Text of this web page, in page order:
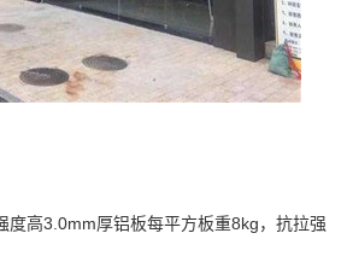
度高3.0mm厚铝板每平方板重8kg，抗拉强